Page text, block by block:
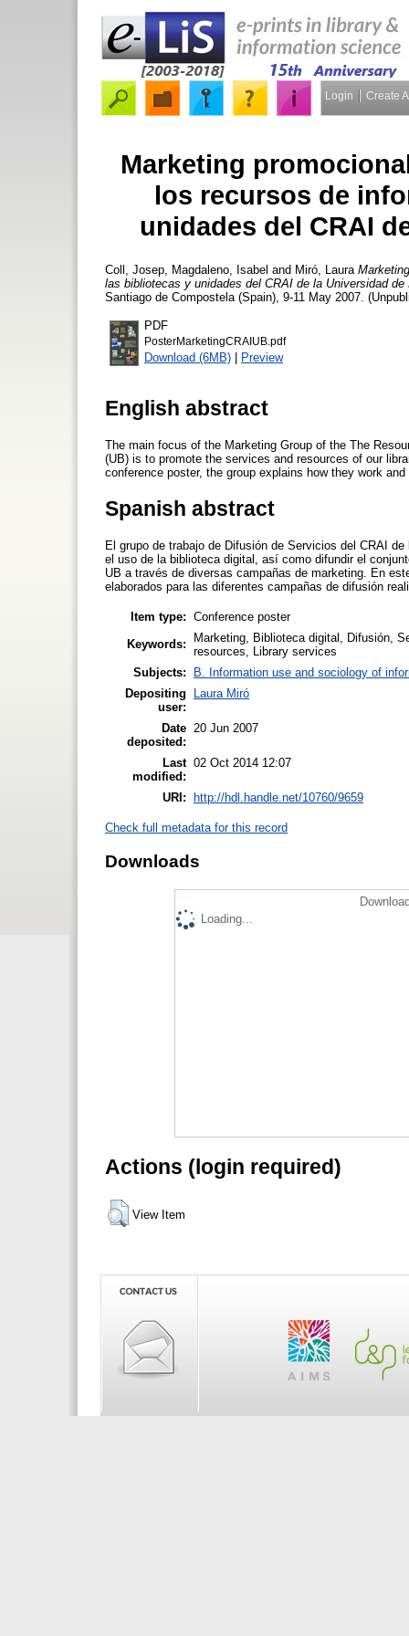
Login Create
Marketing
los recursos de
unidades del CRAI
Coll, Josep Magdaleno, Isabel and Miró, Laura
las bibliotecas y unidades del CRAI de la Universidad de
Santiago de Compostela (Spain), 9-11 May 2007.
PDF
PosterMarketingCRAIUB.pdf
Download (6MB) | Preview
English abstract
The main focus of the Marketing Group of the The
(UB) is to promote the services and resources of our
conference poster, the group explains how they work
Spanish abstract
El grupo de trabajo de Difusión de Servicios del CRAI
el uso de la biblioteca digital, así como difundir el
UB a través de diversas campañas de marketing. En
elaborados para las diferentes campañas de difusión
Item type: Conference poster
Keywords:
Marketing, Biblioteca digital, Difusión,
resources, Library services
Subjects:
B. Information use and sociology of
Depositing
user:
Laura Miró
Date
deposited:
20 Jun 2007
Last
modified:
02 Oct 2014 12:07
URI: http://hdl.handle.net/10760/9659
Check full metadata for this record
Downloads
Loading...
Actions (login required)
View Item